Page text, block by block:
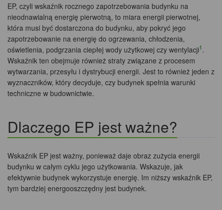
EP, czyli wskaźnik rocznego zapotrzebowania budynku na
nieodnawialną energię pierwotną, to miara energii pierwotnej,
która musi być dostarczona do budynku, aby pokryć jego
zapotrzebowanie na energię do ogrzewania, chłodzenia,
oświetlenia, podgrzania ciepłej wody użytkowej czy wentylacji1 .
Wskaźnik ten obejmuje również straty związane z procesem
wytwarzania, przesyłu i dystrybucji energii. Jest to również jeden z
wyznaczników, który decyduje, czy budynek spełnia warunki
techniczne w budownictwie.
Dlaczego EP jest ważne?
Wskaźnik EP jest ważny, ponieważ daje obraz zużycia energii
budynku w całym cyklu jego użytkowania. Wskazuje, jak
efektywnie budynek wykorzystuje energię. Im niższy wskaźnik EP,
tym bardziej energooszczędny jest budynek.